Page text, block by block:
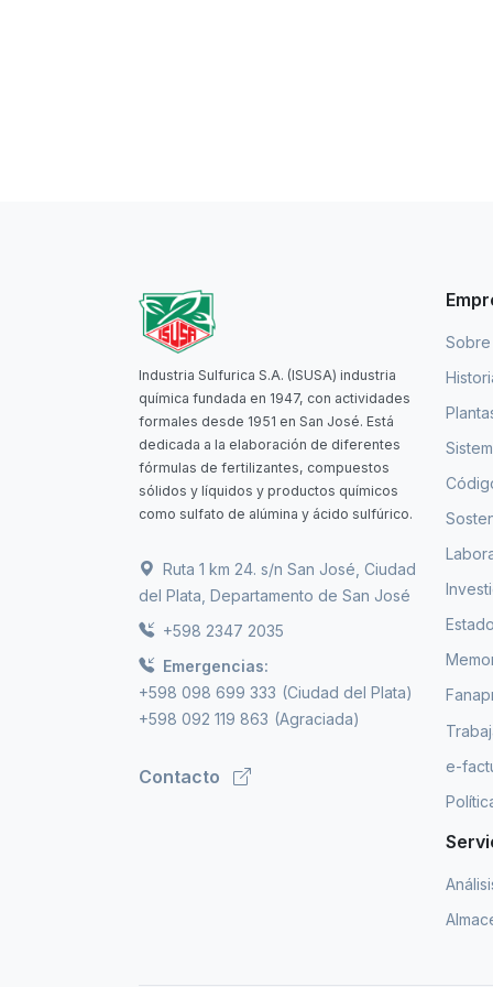
Industria Sulfurica S.A. (ISUSA) industria
química fundada en 1947, con actividades
formales desde 1951 en San José. Está
dedicada a la elaboración de diferentes
fórmulas de fertilizantes, compuestos
sólidos y líquidos y productos químicos
como sulfato de alúmina y ácido sulfúrico.
Ruta 1 km 24. s/n San José, Ciudad
del Plata, Departamento de San José
+598 2347 2035
Emergencias:
+598 098 699 333 (Ciudad del Plata)
+598 092 119 863 (Agraciada)
Contacto
Sobre
e-